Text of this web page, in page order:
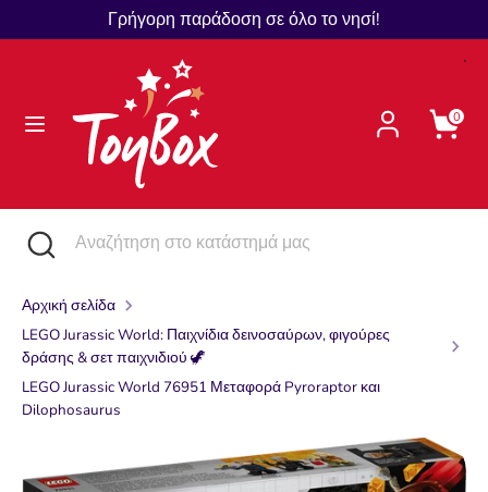
στο
Γρήγορη παράδοση σε όλο το νησί!
0
Γλώσσα
Ελληνικά
ΑναζήτησηΑναζήτηση
στο
κατάστημά
μας
ΑναζήτησηΑναζήτηση
κατάστημά
μας
Κλείστε
αναζήτηση
Αρχική σελίδα
LEGO Jurassic World: Παιχνίδια δεινοσαύρων, φιγούρες
δράσης & σετ παιχνιδιού 🦖
LEGO Jurassic World 76951 Μεταφορά Pyroraptor και
Dilophosaurus